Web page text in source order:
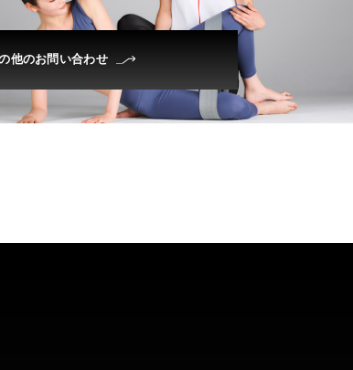
他のお問い合わせ